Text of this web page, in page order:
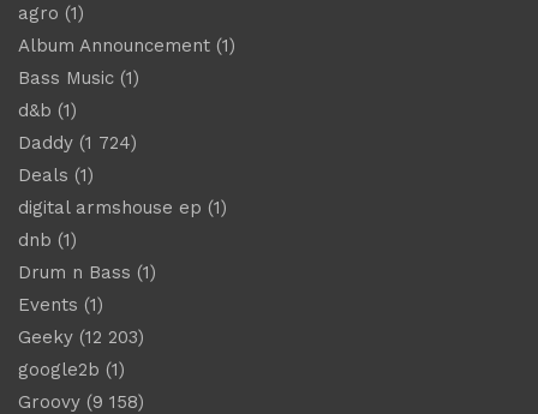
agro (1)
Album Announcement (1)
Bass Music (1)
d&b (1)
Daddy (1 724)
Deals (1)
digital armshouse ep (1)
dnb (1)
Drum n Bass (1)
Events (1)
Geeky (12 203)
google2b (1)
Groovy (9 158)